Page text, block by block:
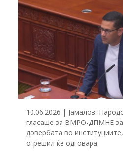
10.06.2026 | Јамалов:
гласаше за ВМРО-ДПМНЕ за
довербата во институциите,
огрешил ќе одговара